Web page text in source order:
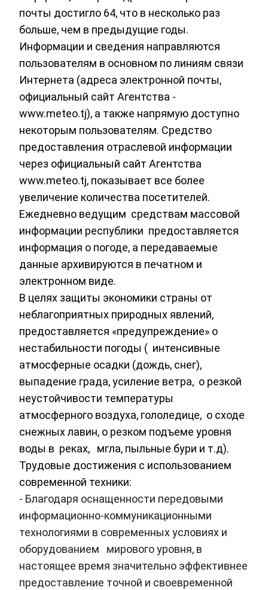
почты достигло 64, что в несколько раз
больше, чем в предыдущие годы.
Информации и сведения направляются
пользователям в основном по линиям связи
Интернета (адреса электронной почты,
официальный сайт Агентства -
www.meteo.tj), а также напрямую доступно
некоторым пользователям. Средство
предоставления отраслевой информации
через официальный сайт Агентства
www.meteo.tj, показывает все более
увеличение количества посетителей.
Ежедневно ведущим средствам массовой
информации республики предоставляется
информация о погоде, а передаваемые
данные архивируются в печатном и
электронном виде.
В целях защиты экономики страны от
неблагоприятных природных явлений,
предоставляется «предупреждение» о
нестабильности погоды ( интенсивные
атмосферные осадки (дождь, снег),
выпадение града, усиление ветра, о резкой
неустойчивости температуры
атмосферного воздуха, гололедице, о сходе
снежных лавин, о резком подъеме уровня
воды в реках, мгла, пыльные бури и т.д).
Трудовые достижения с использованием
современной техники:
- Благодаря оснащенности передовыми
информационно-коммуникационными
технологиями в современных условиях и
оборудованием мирового уровня, в
настоящее время значительно эффективнее
предоставление точной и своевременной